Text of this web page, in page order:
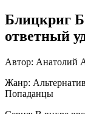
Блицкриг
ответный
Автор: Анатолий
Жанр:
Попаданцы